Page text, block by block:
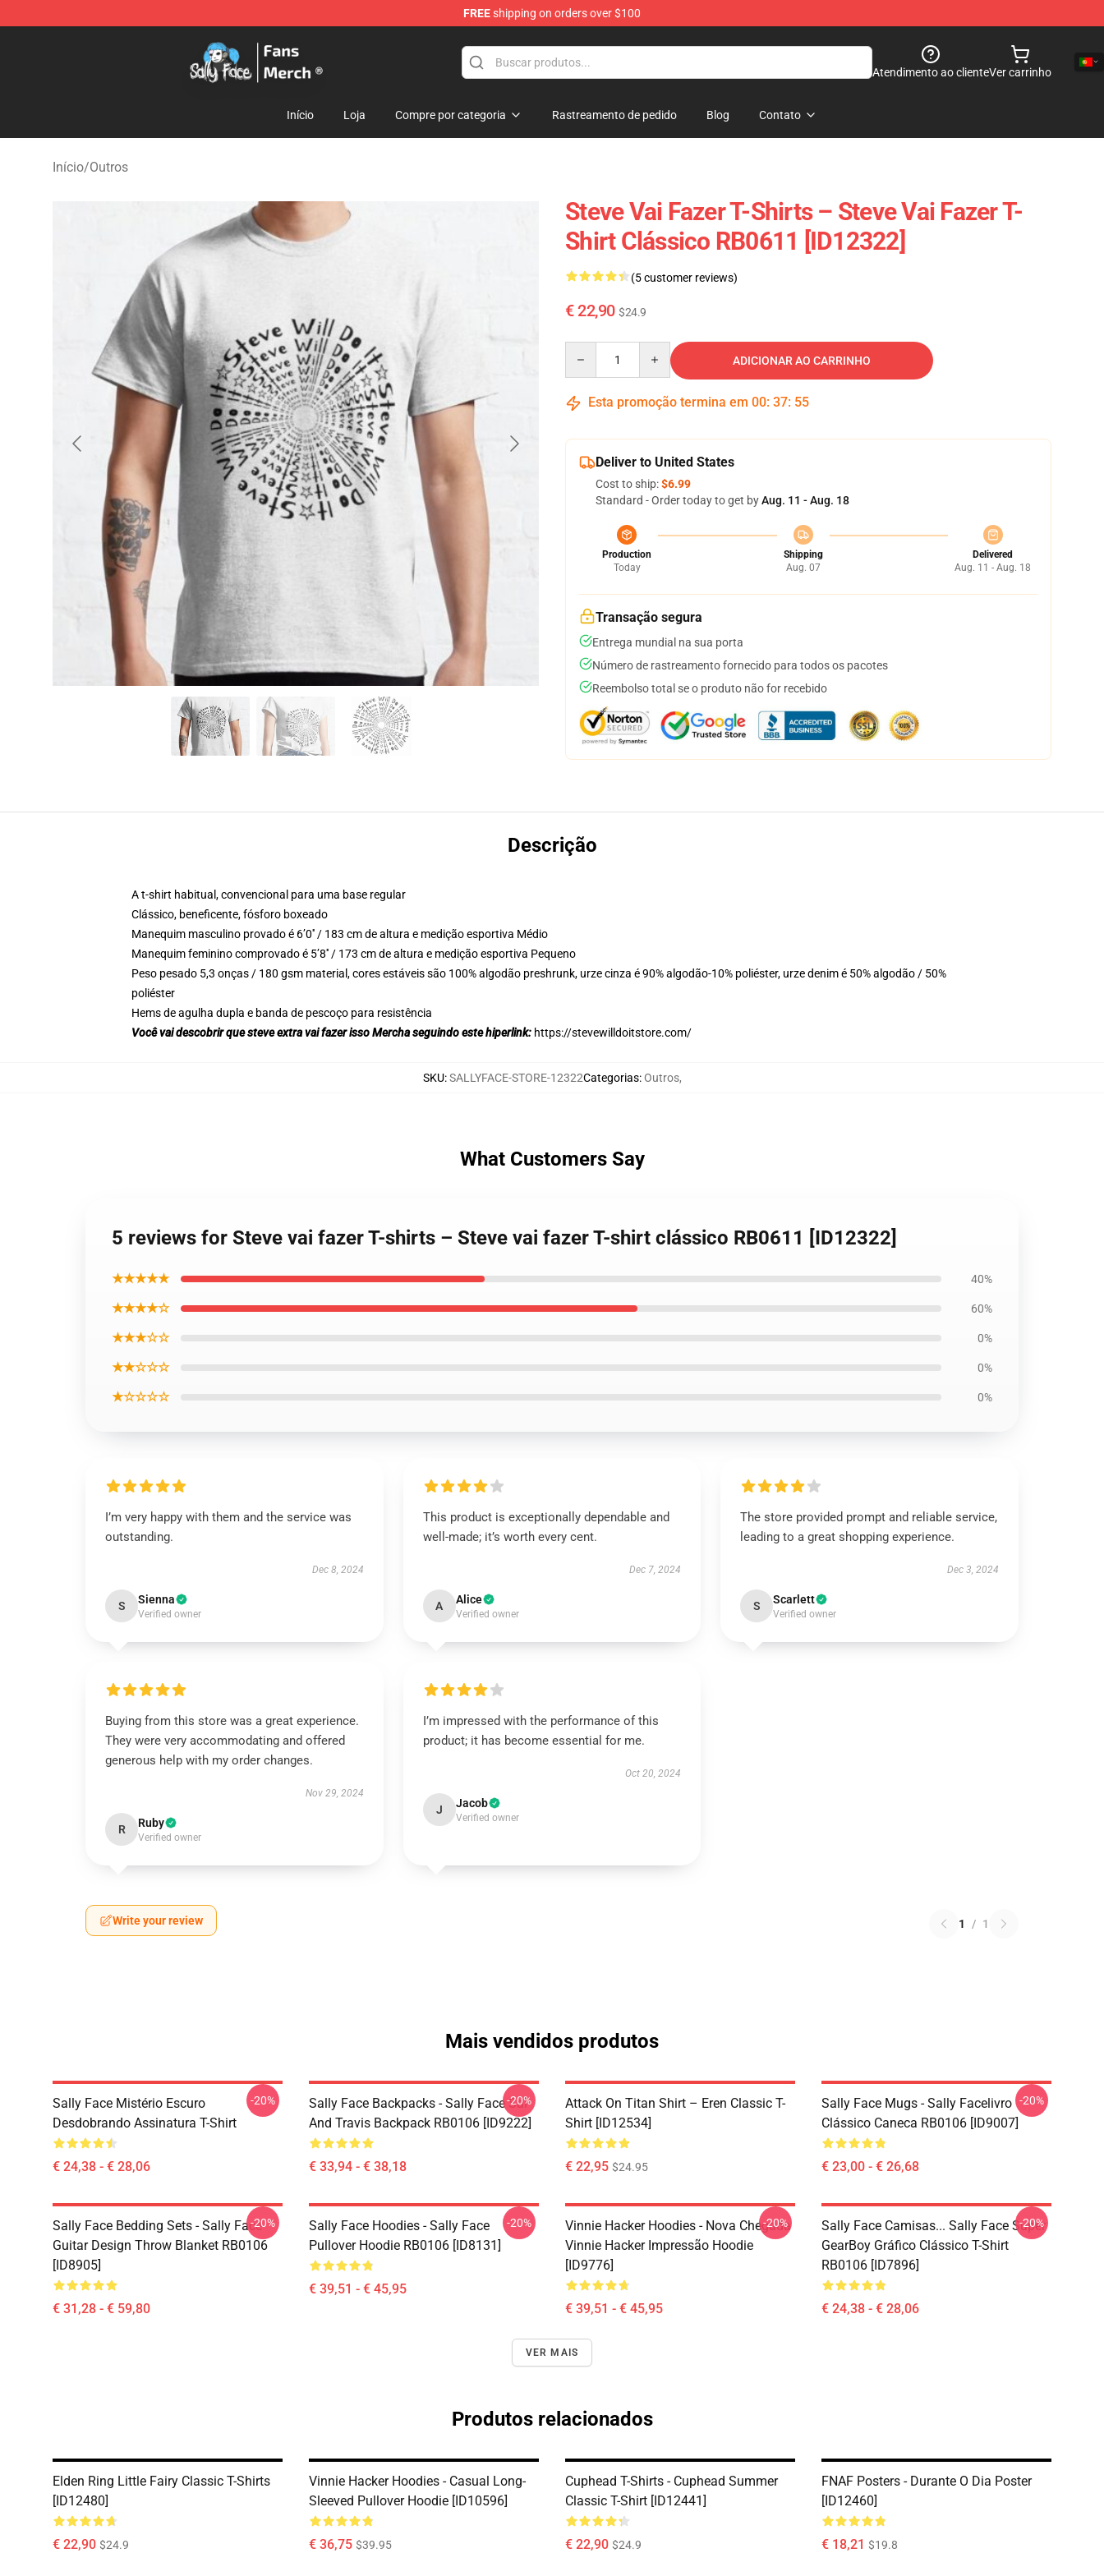
FREEshipping on orders over $100
Sally Face Store - Official Sally Face Merchandise Shop
Atendimento ao clienteVer carrinho
Início Loja Compre por categoria Rastreamento de pedido Blog Contato
Início/Outros
Steve Vai Fazer T-Shirts – Steve Vai Fazer T-
Shirt Clássico RB0611 [ID12322]
(5 customer reviews)
€ 22,90 $24.9
ADICIONAR AO CARRINHO
Esta promoção termina em 00: 37: 54
Deliver to United States
Cost to ship:$6.99
Standard - Order today to get byAug. 11 - Aug. 18
Production
Today
Shipping
Aug. 07
Delivered
Aug. 11 - Aug. 18
Transação segura
Entrega mundial na sua porta
Número de rastreamento fornecido para todos os pacotes
Reembolso total se o produto não for recebido
Descrição
A t-shirt habitual, convencional para uma base regular
Clássico, beneficente, fósforo boxeado
Manequim masculino provado é 6’0′′ / 183 cm de altura e medição esportiva Médio
Manequim feminino comprovado é 5’8′′ / 173 cm de altura e medição esportiva Pequeno
Peso pesado 5,3 onças / 180 gsm material, cores estáveis são 100% algodão preshrunk, urze cinza é 90% algodão-10% poliéster, urze denim é 50% algodão / 50%
poliéster
Hems de agulha dupla e banda de pescoço para resistência
Você vai descobrir que steve extra vai fazer isso Mercha seguindo este hiperlink: https://stevewilldoitstore.com/
SKU:SALLYFACE-STORE-12322Categorias:Outros,
What Customers Say
5 reviews for Steve vai fazer T-shirts – Steve vai fazer T-shirt clássico RB0611 [ID12322]
★★★★★ 40%
★★★★☆ 60%
★★★☆☆ 0%
★★☆☆☆ 0%
★☆☆☆☆ 0%
I’m very happy with them and the service was
outstanding.
Dec 8, 2024
S Sienna
Verified owner
This product is exceptionally dependable and
well-made; it’s worth every cent.
Dec 7, 2024
A Alice
Verified owner
The store provided prompt and reliable service,
leading to a great shopping experience.
Dec 3, 2024
S Scarlett
Verified owner
Buying from this store was a great experience.
They were very accommodating and offered
generous help with my order changes.
Nov 29, 2024
R Ruby
Verified owner
I’m impressed with the performance of this
product; it has become essential for me.
Oct 20, 2024
J Jacob
Verified owner
Write your review 1 / 1
Mais vendidos produtos
Sally Face Mistério Escuro
Desdobrando Assinatura T-Shirt
€ 24,38 - € 28,06
-20%
Sally Face Backpacks - Sally Face Sal
And Travis Backpack RB0106 [ID9222]
€ 33,94 - € 38,18
-20%
Attack On Titan Shirt – Eren Classic T-
Shirt [ID12534]
€ 22,95 $24.95
Sally Face Mugs - Sally Facelivro
Clássico Caneca RB0106 [ID9007]
€ 23,00 - € 26,68
-20%
Sally Face Bedding Sets - Sally Face
Guitar Design Throw Blanket RB0106
[ID8905]
€ 31,28 - € 59,80
-20%
Sally Face Hoodies - Sally Face
Pullover Hoodie RB0106 [ID8131]
€ 39,51 - € 45,95
-20%
Vinnie Hacker Hoodies - Nova Chegada
Vinnie Hacker Impressão Hoodie
[ID9776]
€ 39,51 - € 45,95
-20%
Sally Face Camisas... Sally Face Super
GearBoy Gráfico Clássico T-Shirt
RB0106 [ID7896]
€ 24,38 - € 28,06
-20%
VER MAIS
Produtos relacionados
Elden Ring Little Fairy Classic T-Shirts
[ID12480]
€ 22,90 $24.9
Vinnie Hacker Hoodies - Casual Long-
Sleeved Pullover Hoodie [ID10596]
€ 36,75 $39.95
Cuphead T-Shirts - Cuphead Summer
Classic T-Shirt [ID12441]
€ 22,90 $24.9
FNAF Posters - Durante O Dia Poster
[ID12460]
€ 18,21 $19.8